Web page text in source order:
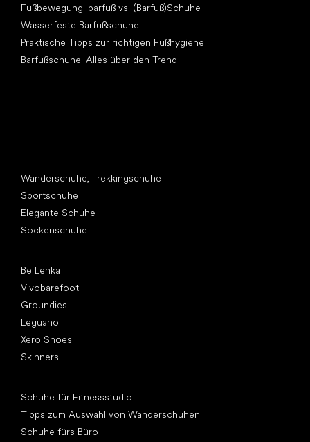
Fußbewegung: barfuß vs. (Barfuß)Schuhe
Wasserfeste Barfußschuhe
Praktische Tipps zur richtigen Fußhygiene
Barfußschuhe: Alles über den Trend
Wanderschuhe, Trekkingschuhe
Sportschuhe
Elegante Schuhe
Sockenschuhe
Be Lenka
Vivobarefoot
Groundies
Leguano
Xero Shoes
Skinners
Schuhe für Fitnessstudio
Tipps zum Auswahl von Wanderschuhen
Schuhe fürs Büro